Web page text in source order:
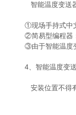
智能温度变送
①现场手持式中
②简易型编程器
③由于智能温度
4、智能温度变
安装位置不得